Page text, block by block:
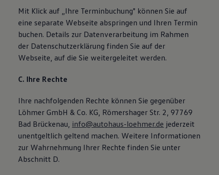
Mit Klick auf „Ihre Terminbuchung" können Sie auf
eine separate Webseite abspringen und Ihren Termin
buchen. Details zur Datenverarbeitung im Rahmen
der Datenschutzerklärung finden Sie auf der
Webseite, auf die Sie weitergeleitet werden.
C. Ihre Rechte
Ihre nachfolgenden Rechte können Sie gegenüber
Löhmer GmbH & Co. KG, Römershager Str. 2, 97769
Bad Brückenau, info@autohaus-loehmer.de jederzeit
unentgeltlich geltend machen. Weitere Informationen
zur Wahrnehmung Ihrer Rechte finden Sie unter
Abschnitt D.